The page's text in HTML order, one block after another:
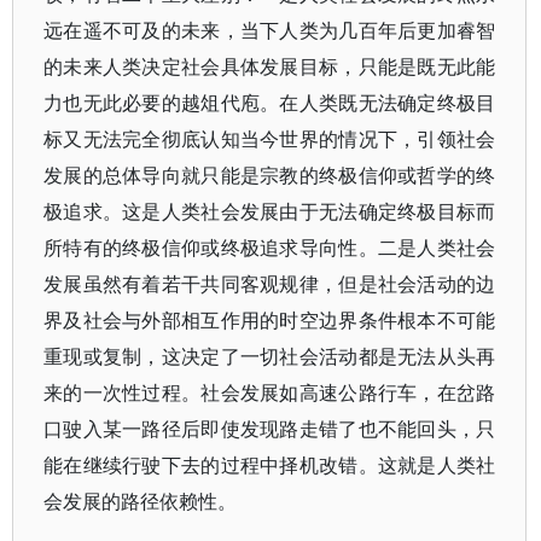
远在遥不可及的未来，当下人类为几百年后更加睿智
的未来人类决定社会具体发展目标，只能是既无此能
力也无此必要的越俎代庖。在人类既无法确定终极目
标又无法完全彻底认知当今世界的情况下，引领社会
发展的总体导向就只能是宗教的终极信仰或哲学的终
极追求。这是人类社会发展由于无法确定终极目标而
所特有的终极信仰或终极追求导向性。二是人类社会
发展虽然有着若干共同客观规律，但是社会活动的边
界及社会与外部相互作用的时空边界条件根本不可能
重现或复制，这决定了一切社会活动都是无法从头再
来的一次性过程。社会发展如高速公路行车，在岔路
口驶入某一路径后即使发现路走错了也不能回头，只
能在继续行驶下去的过程中择机改错。这就是人类社
会发展的路径依赖性。